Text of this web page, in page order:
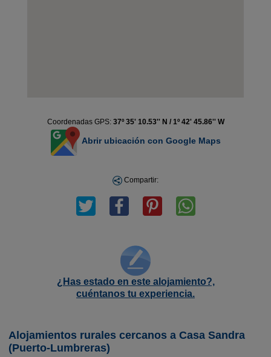
Coordenadas GPS: 37º 35' 10.53'' N / 1º 42' 45.86'' W
Abrir ubicación con Google Maps
Compartir:
¿Has estado en este alojamiento?,
cuéntanos tu experiencia.
Alojamientos rurales cercanos a Casa Sandra
(Puerto-Lumbreras)